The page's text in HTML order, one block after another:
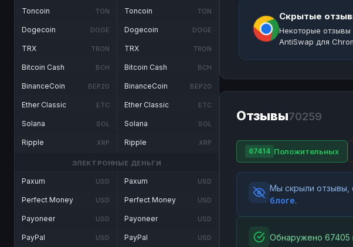
Toncoin TON
Dogecoin DOGE
TRX TRON
Bitcoin Cash BCH
BinanceCoin BEP20
Ether Classic ETC
Solana SOL
Ripple XRP
Toncoin TON
Dogecoin DOGE
TRX TRON
Bitcoin Cash BCH
BinanceCoin BEP20
Ether Classic ETC
Solana SOL
Ripple XRP
ЭЛЕКТРОННЫЕ ДЕНЬГИ
Paxum USD
Perfect Money USD
Payoneer USD
PayPal USD
Paxum USD
Perfect Money USD
Payoneer USD
PayPal USD
Скрытые
Некоторые отзывы
AntiSwap для
Отзывы70259
67414 Положительных
Мы скрыли отзывы,
блоге.
Обнаружено 67405